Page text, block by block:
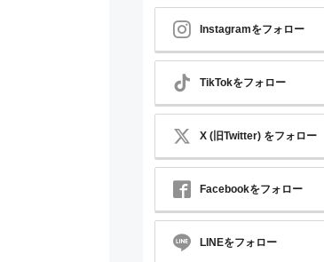
Instagramをフォロー
TikTokをフォロー
X (旧Twitter) をフォロー
Facebookをフォロー
LINEをフォロー